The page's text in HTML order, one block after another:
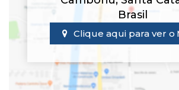
Brasil
Clique aqui para ver o